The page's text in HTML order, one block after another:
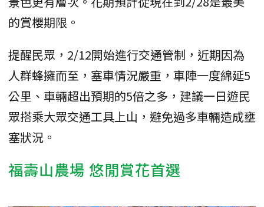
的賞櫻期限。
提醒民眾，2/12開始進行交通管制，近期因為
人群蜂擁而至，塞車情況嚴重，車陣一度綿延5
公里、車輛超出預期的5倍之多，建議一日遊民
眾搭乘大眾交通工具上山，避免過多車輛造成壅
塞狀況。
福壽山農場 悠閒賞花首選